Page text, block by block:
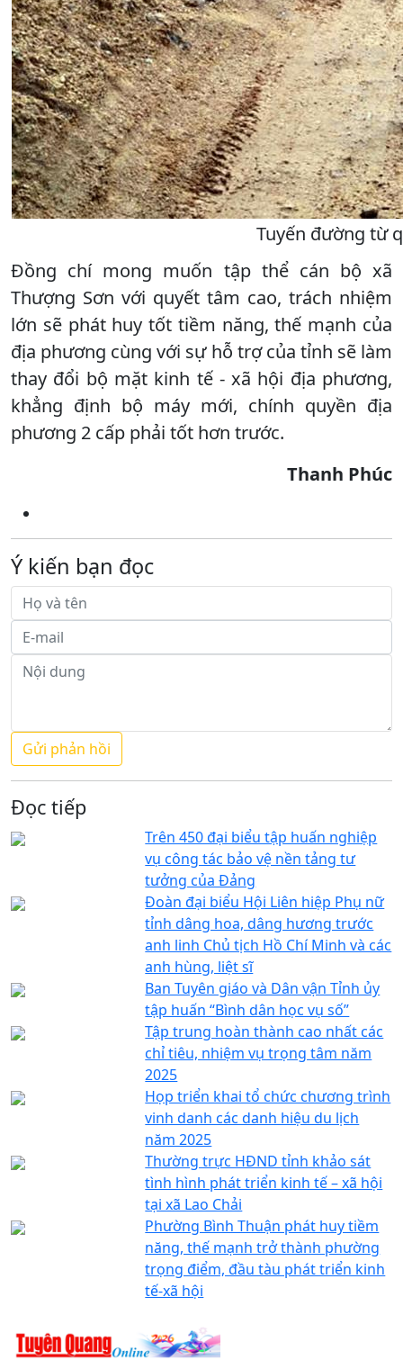
Tuyến đường từ
Đồng chí mong muốn tập thể cán bộ xã
Thượng Sơn với quyết tâm cao, trách nhiệm
lớn sẽ phát huy tốt tiềm năng, thế mạnh của
địa phương cùng với sự hỗ trợ của tỉnh sẽ làm
thay đổi bộ mặt kinh tế - xã hội địa phương,
khẳng định bộ máy mới, chính quyền địa
phương 2 cấp phải tốt hơn trước.
Thanh Phúc
Ý kiến bạn đọc
Đọc tiếp
Trên 450 đại biểu tập huấn nghiệp
vụ công tác bảo vệ nền tảng tư
tưởng của Đảng
Đoàn đại biểu Hội Liên hiệp Phụ nữ
tỉnh dâng hoa, dâng hương trước
anh linh Chủ tịch Hồ Chí Minh và các
anh hùng, liệt sĩ
Ban Tuyên giáo và Dân vận Tỉnh ủy
tập huấn “Bình dân học vụ số”
Tập trung hoàn thành cao nhất các
chỉ tiêu, nhiệm vụ trọng tâm năm
2025
Họp triển khai tổ chức chương trình
vinh danh các danh hiệu du lịch
năm 2025
Thường trực HĐND tỉnh khảo sát
tình hình phát triển kinh tế – xã hội
tại xã Lao Chải
Phường Bình Thuận phát huy tiềm
năng, thế mạnh trở thành phường
trọng điểm, đầu tàu phát triển kinh
tế-xã hội